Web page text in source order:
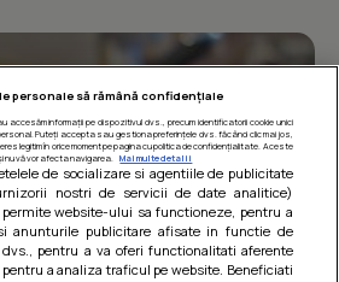
personale să rămână confidențiale
accesăm informații pe dispozitivul dvs., precum identificatorii cookie unici
Puteți accepta sau gestiona preferințele dvs. făcând clic mai jos,
legitim în orice moment pe pagina cu politica de confidențialitate. Aceste
nu vă vor afecta navigarea.
Mai multe detalii
de socializare si agentiile de publicitate
nostri de servicii de date analitice)
website-ului sa functioneze, pentru a
anunturile publicitare afisate in functie de
pentru a va oferi functionalitati aferente
a analiza traficul pe website. Beneficiati